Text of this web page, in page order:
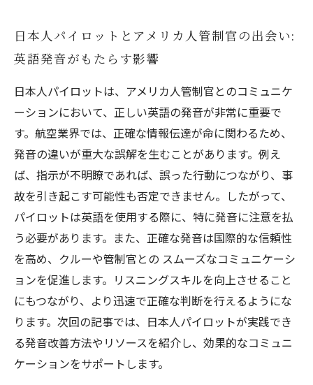
ストレス軽減の秘訣: アメリカ人管制官との円滑
なやり取り
英語発音改善のための実用的アドバイスを紹介
パイロットとしての成功を握る: 正しい発音の重
要性再考
日本人パイロットとアメリカ人管制官の出会い:
英語発音がもたらす影響
日本人パイロットは、アメリカ人管制官とのコミュニケ
ーションにおいて、正しい英語の発音が非常に重要で
す。航空業界では、正確な情報伝達が命に関わるため、
発音の違いが重大な誤解を生むことがあります。例え
ば、指示が不明瞭であれば、誤った行動につながり、事
故を引き起こす可能性も否定できません。したがって、
パイロットは英語を使用する際に、特に発音に注意を払
う必要があります。また、正確な発音は国際的な信頼性
を高め、クルーや管制官との スムーズなコミュニケーシ
ョンを促進します。リスニングスキルを向上させること
にもつながり、より迅速で正確な判断を行えるようにな
ります。次回の記事では、日本人パイロットが実践でき
る発音改善方法やリソースを紹介し、効果的なコミュニ
ケーションをサポートします。